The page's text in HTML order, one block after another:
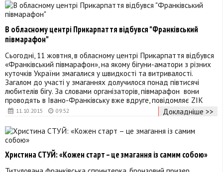
11.10.2015 09:52
В обласному центрі Прикарпаття відбувся "Франківський
півмарафон"
Сьогодні, 11 жовтня, в обласному центрі Прикарпаття відбувся
«Франківський півмарафон», на якому бігуни-аматори з різних
куточків України змагалися у швидкості та витривалості.
Загалом до участі у змаганнях долучилося понад півтисячі
любителів бігу. За словами організаторів, півмарафон вони
проводять в Івано-Франківську вже вдруге, повідомляє ZIK
Докладніше >>
Христина СТУЙ: «Кожен старт – це змагання із самим собою»